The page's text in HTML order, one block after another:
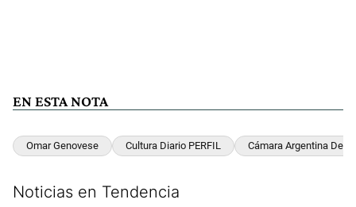
EN ESTA NOTA
Omar Genovese Cultura Diario PERFIL Cámara Argentina Del
Noticias en Tendencia